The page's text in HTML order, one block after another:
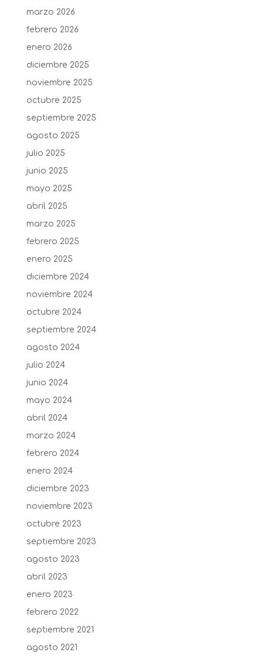
marzo 2026
febrero 2026
enero 2026
diciembre 2025
noviembre 2025
octubre 2025
septiembre 2025
agosto 2025
julio 2025
junio 2025
mayo 2025
abril 2025
marzo 2025
febrero 2025
enero 2025
diciembre 2024
noviembre 2024
octubre 2024
septiembre 2024
agosto 2024
julio 2024
junio 2024
mayo 2024
abril 2024
marzo 2024
febrero 2024
enero 2024
diciembre 2023
noviembre 2023
octubre 2023
septiembre 2023
agosto 2023
abril 2023
enero 2023
febrero 2022
septiembre 2021
agosto 2021